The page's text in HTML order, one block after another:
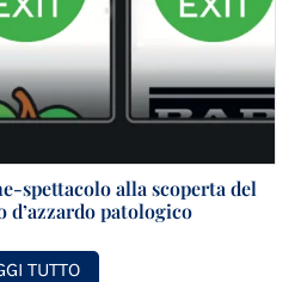
spettacolo alla scoperta del
d’azzardo patologico
TUTTO